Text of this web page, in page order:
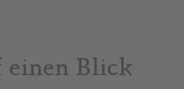
einen Blick